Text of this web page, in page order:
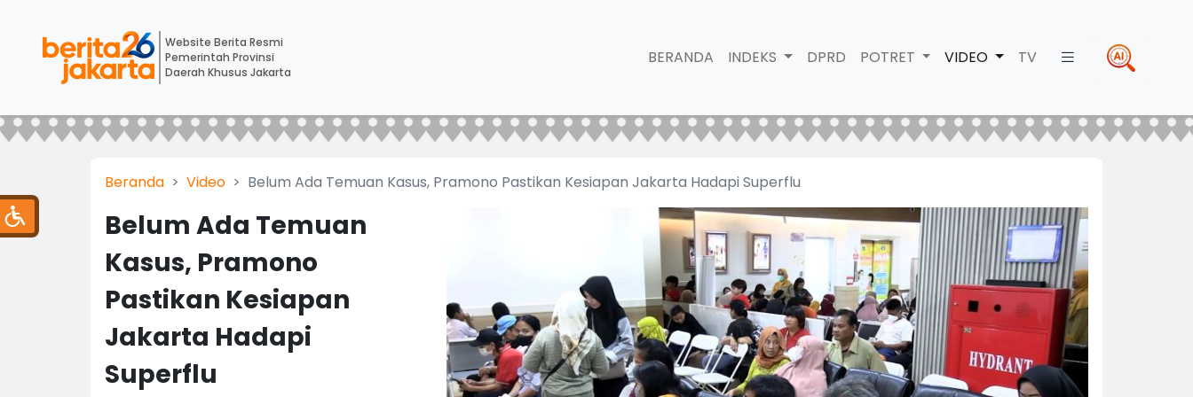
Website Berita Resmi
Pemerintah Provinsi
Daerah Khusus Jakarta
BERANDA INDEKS DPRD POTRET VIDEO TV
Beranda Video Belum Ada Temuan Kasus, Pramono Pastikan Kesiapan Jakarta Hadapi Superflu
Belum Ada Temuan
Kasus, Pramono
Pastikan Kesiapan
Jakarta Hadapi
Superflu